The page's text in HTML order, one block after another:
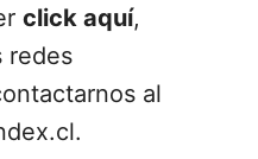
click aquí,
redes
al